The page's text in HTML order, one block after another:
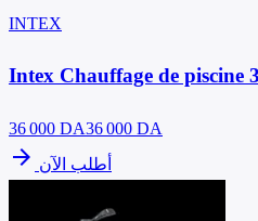
INTEX
Intex Chauffage de piscine
36 000 DA36 000 DA
arrow_forward أطلب الآن